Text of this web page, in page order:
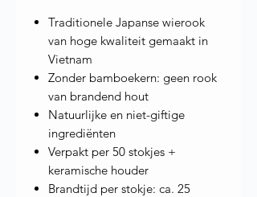
Traditionele Japanse wierook
van hoge kwaliteit gemaakt in
Vietnam
Zonder bamboekern: geen rook
van brandend hout
Natuurlijke en niet-giftige
ingrediënten
Verpakt per 50 stokjes +
keramische houder
Brandtijd per stokje: ca. 25